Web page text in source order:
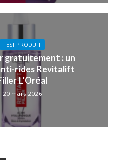
TEST PRODUIT
gratuitement : un
rides Revitalift
L’Oréal
20 mars 2026